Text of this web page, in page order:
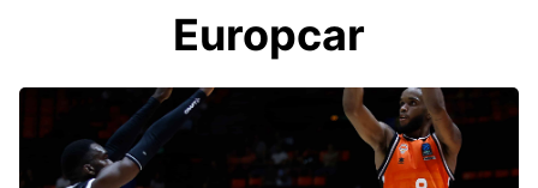
Europcar